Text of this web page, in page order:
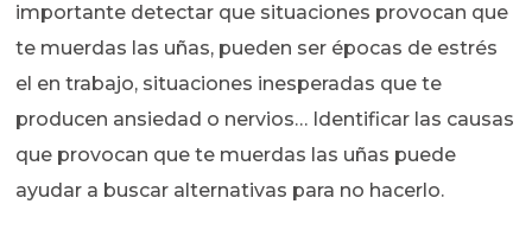
importante detectar que situaciones provocan que
te muerdas las uñas, pueden ser épocas de estrés
el en trabajo, situaciones inesperadas que te
producen ansiedad o nervios… Identificar las causas
que provocan que te muerdas las uñas puede
ayudar a buscar alternativas para no hacerlo.